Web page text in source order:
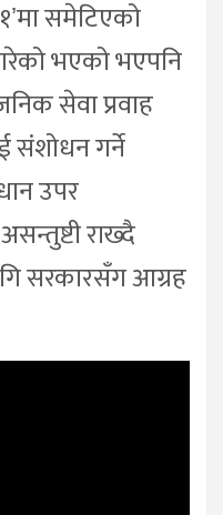
समेटिएको
भएको भएपनि
सेवा प्रवाह
संशोधन गर्ने
उपर
राख्दै
सरकारसँग आग्रह